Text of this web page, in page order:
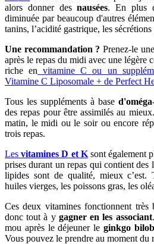
alors donner desnausées. En plus
diminuée par beaucoup d'autres
tanins, l’acidité gastrique, les
Une recommandation ? Prenez-le
après le repas du midi avec une légère
riche en vitamine C ou un
Vitamine C Liposomale + de Perfect
Tous les suppléments à base
des repas pour être assimilés au
matin, le midi ou le soir ou encore
trois repas.
Lesvitamines D et Ksont également
prises durant un repas qui contient
lipides sont de qualité, mieux c’est.
huiles vierges, les poissons gras, les
Ces deux vitamines fonctionnent très
donc tout à y gagner en les associant
mou après le déjeuner le ginkgo
Vous pouvez le prendre au moment du